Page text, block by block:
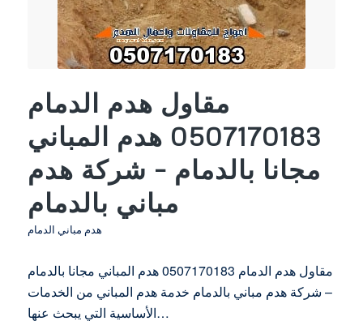
مقاول هدم الدمام
0507170183 هدم المباني
مجانا بالدمام – شركة هدم
مباني بالدمام
هدم مباني الدمام
مقاول هدم الدمام 0507170183 هدم المباني مجانا بالدمام
– شركة هدم مباني بالدمام خدمة هدم المباني من الخدمات
الأساسية التي يبحث عنها…